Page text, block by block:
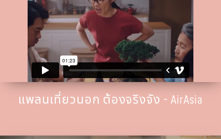
แพลนเที่ยวนอก ต้องจริงจัง - AirAsia